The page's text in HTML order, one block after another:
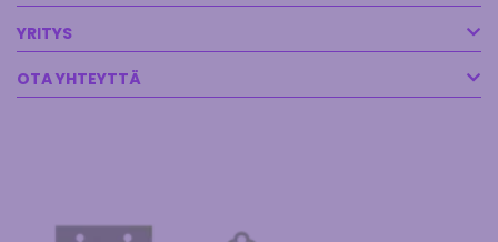
YRITYS
OTA YHTEYTTÄ